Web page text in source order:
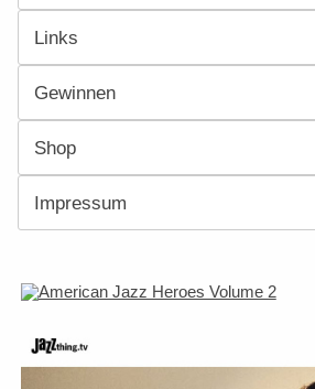
Links
Gewinnen
Shop
Impressum